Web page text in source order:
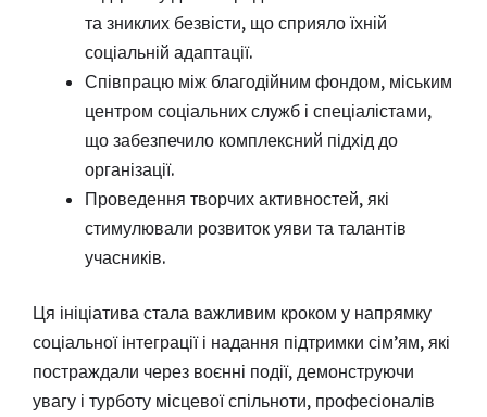
та зниклих безвісти, що сприяло їхній
соціальній адаптації.
Співпрацю між благодійним фондом, міським
центром соціальних служб і спеціалістами,
що забезпечило комплексний підхід до
організації.
Проведення творчих активностей, які
стимулювали розвиток уяви та талантів
учасників.
Ця ініціатива стала важливим кроком у напрямку
соціальної інтеграції і надання підтримки сім’ям, які
постраждали через воєнні події, демонструючи
увагу і турботу місцевої спільноти, професіоналів